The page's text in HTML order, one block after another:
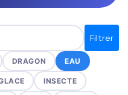
Filtrer
DRAGON EAU
INSECTE